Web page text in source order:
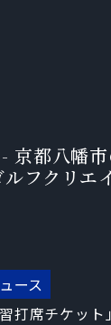
京都八幡
フクリエ
ース
打席チケット